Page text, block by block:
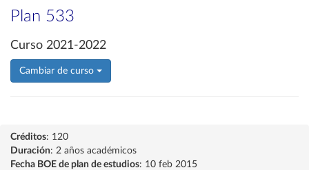
Plan 533
Curso 2021-2022
Cambiar de curso
Créditos: 120
Duración: 2 años académicos
Fecha BOE de plan de estudios: 10 feb 2015